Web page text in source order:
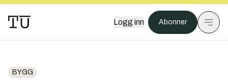
Logg inn Abonner
BYGG